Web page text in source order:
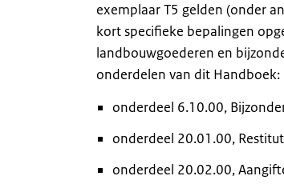
exemplaar T5 gelden (onder
kort specifieke bepalingen
landbouwgoederen en
onderdelen van dit Handboek:
onderdeel 6.10.00,
onderdeel 20.01.00,
onderdeel 20.02.00,